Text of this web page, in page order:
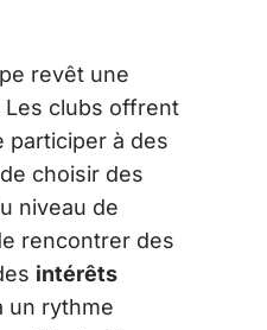
revêt une
Les clubs offrent
participer à des
choisir des
niveau de
rencontrer des
intérêts
un rythme